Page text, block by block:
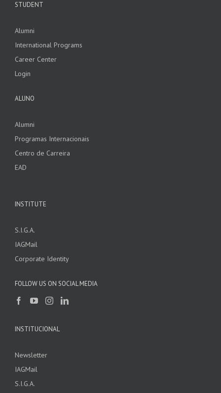
STUDENT
Alumni
International Programs
Career Center
Login
ALUNO
Alumni
Programas Internacionais
Centro de Carreira
EAD
INSTITUTE
S.I.G.A.
IAGMail
Corporate Identity
FOLLOW US ON SOCIAL MEDIA
INSTITUCIONAL
Newsletter
IAGMail
S.I.G.A.